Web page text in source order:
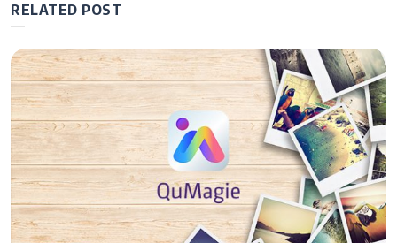
verwalten
RELATED POST